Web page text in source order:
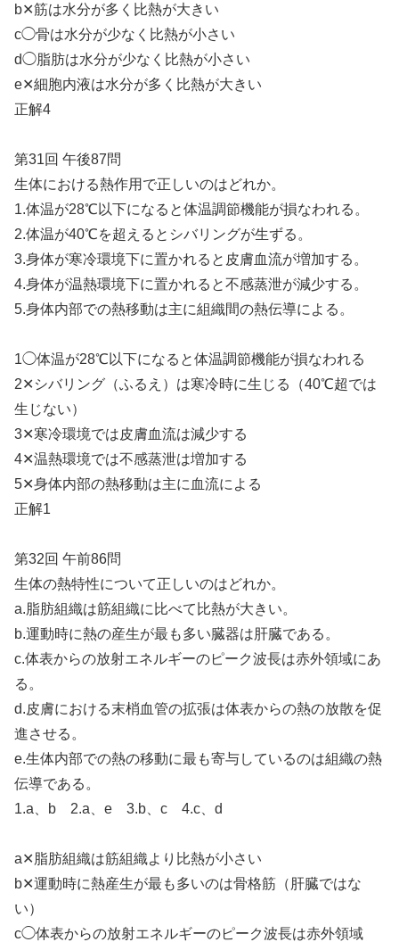
b✕筋は水分が多く比熱が大きい
c◯骨は水分が少なく比熱が小さい
d◯脂肪は水分が少なく比熱が小さい
e✕細胞内液は水分が多く比熱が大きい
正解4
第31回 午後87問
生体における熱作用で正しいのはどれか。
1.体温が28℃以下になると体温調節機能が損なわれる。
2.体温が40℃を超えるとシバリングが生ずる。
3.身体が寒冷環境下に置かれると皮膚血流が増加する。
4.身体が温熱環境下に置かれると不感蒸泄が減少する。
5.身体内部での熱移動は主に組織間の熱伝導による。
1◯体温が28℃以下になると体温調節機能が損なわれる
2✕シバリング（ふるえ）は寒冷時に生じる（40℃超では
生じない）
3✕寒冷環境では皮膚血流は減少する
4✕温熱環境では不感蒸泄は増加する
5✕身体内部の熱移動は主に血流による
正解1
第32回 午前86問
生体の熱特性について正しいのはどれか。
a.脂肪組織は筋組織に比べて比熱が大きい。
b.運動時に熱の産生が最も多い臓器は肝臓である。
c.体表からの放射エネルギーのピーク波長は赤外領域にあ
る。
d.皮膚における末梢血管の拡張は体表からの熱の放散を促
進させる。
e.生体内部での熱の移動に最も寄与しているのは組織の熱
伝導である。
1.a、b 2.a、e 3.b、c 4.c、d
a✕脂肪組織は筋組織より比熱が小さい
b✕運動時に熱産生が最も多いのは骨格筋（肝臓ではな
い）
c◯体表からの放射エネルギーのピーク波長は赤外領域